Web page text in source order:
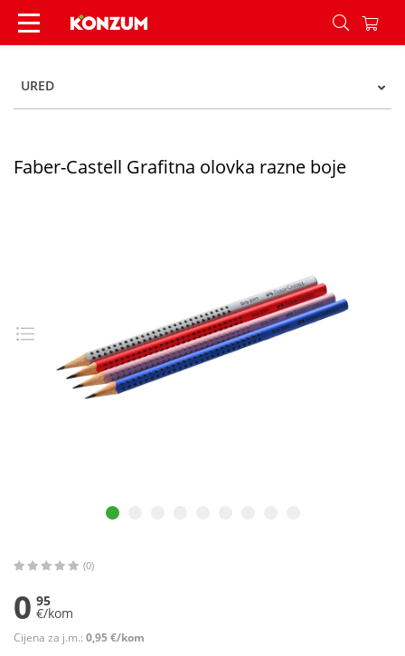
Faber-Castell Grafitna olovka razne boje -
URED
Faber-Castell Grafitna olovka razne boje
(0)
0 95
€/kom
Cijena za j.m.: 0,95 €/kom